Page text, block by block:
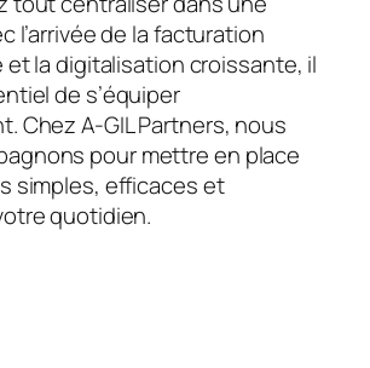
l’arrivée de la facturation
la digitalisation croissante, il
de s’équiper
Chez A-GIL Partners, nous
pour mettre en place
simples, efficaces et
quotidien.